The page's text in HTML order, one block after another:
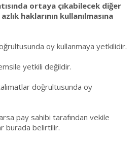
ortaya çıkabilecek diğer
haklarının kullanılmasına
oy kullanmaya yetkilidir.
yetkili değildir.
doğrultusunda oy
pay sahibi tarafından vekile
burada belirtilir.